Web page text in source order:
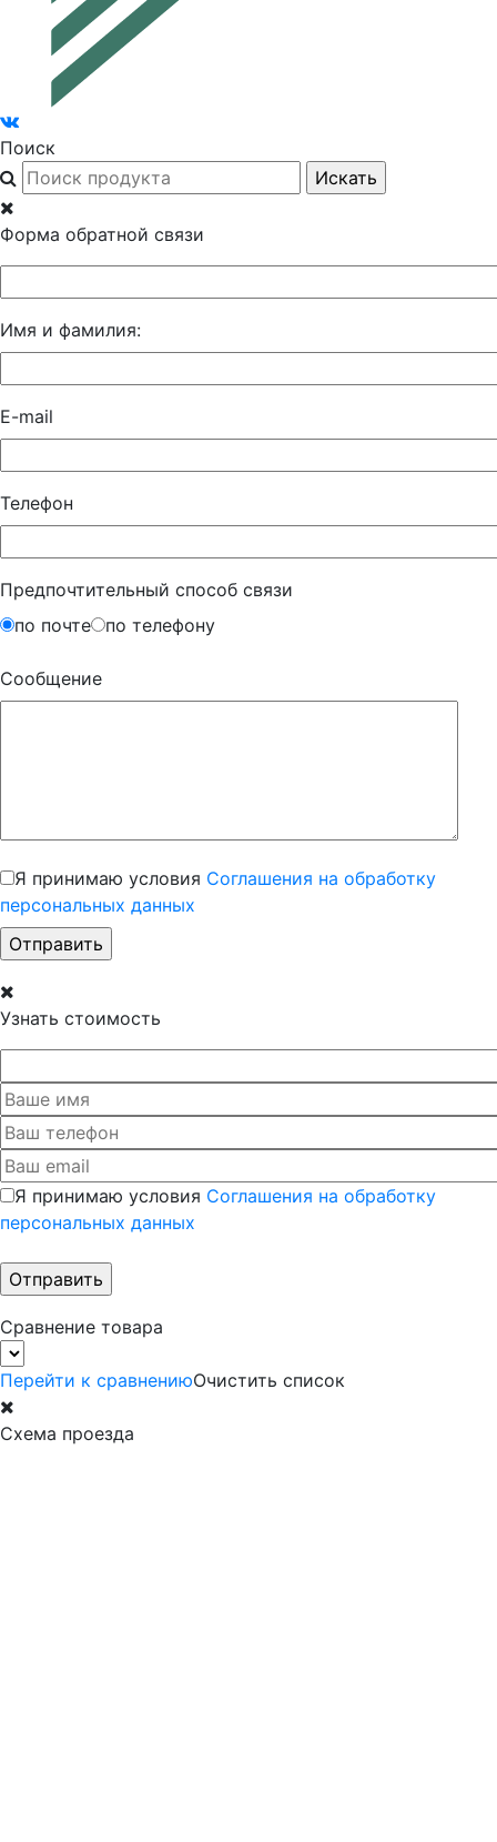
Поиск
Форма обратной связи
Имя и фамилия:
E-mail
Телефон
Предпочтительный способ связи
по почте
по телефону
Сообщение
Я принимаю условия Соглашения на обработку
персональных данных
Узнать стоимость
Я принимаю условия Соглашения на обработку
персональных данных
Сравнение товара
Перейти к сравнениюОчистить список
Схема проезда